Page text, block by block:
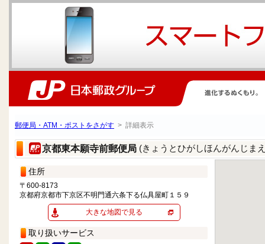
郵便局・ATM・ポストをさがす > 詳細表示
京都東本願寺前郵便局 (きょうとひがしほんがんじま
住所
〒600-8173
京都府京都市下京区不明門通六条下る仏具屋町１５９
大きな地図で見る
取り扱いサービス